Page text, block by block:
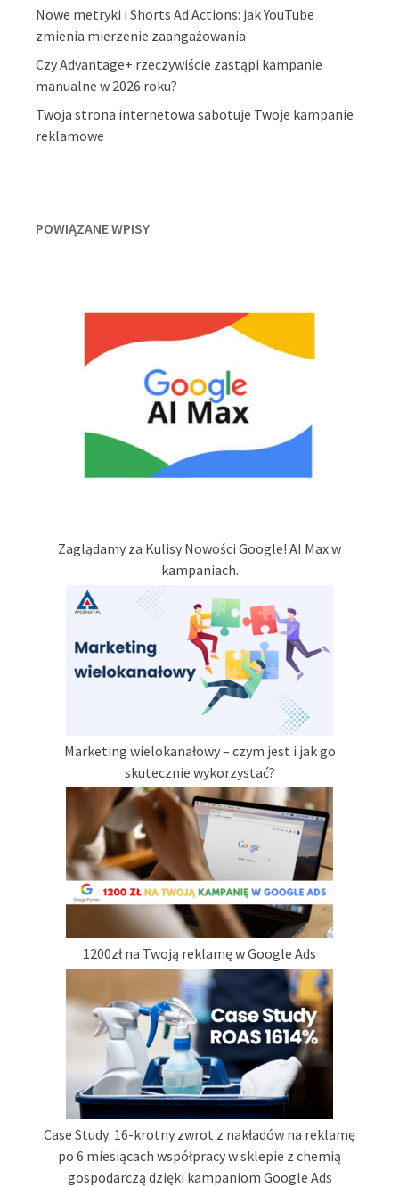
Nowe metryki i Shorts Ad Actions: jak YouTube
zmienia mierzenie zaangażowania
Czy Advantage+ rzeczywiście zastąpi kampanie
manualne w 2026 roku?
Twoja strona internetowa sabotuje Twoje kampanie
reklamowe
POWIĄZANE WPISY
Zaglądamy za Kulisy Nowości Google! AI Max w
kampaniach.
Marketing wielokanałowy – czym jest i jak go
skutecznie wykorzystać?
1200zł na Twoją reklamę w Google Ads
Case Study: 16-krotny zwrot z nakładów na reklamę
po 6 miesiącach współpracy w sklepie z chemią
gospodarczą dzięki kampaniom Google Ads